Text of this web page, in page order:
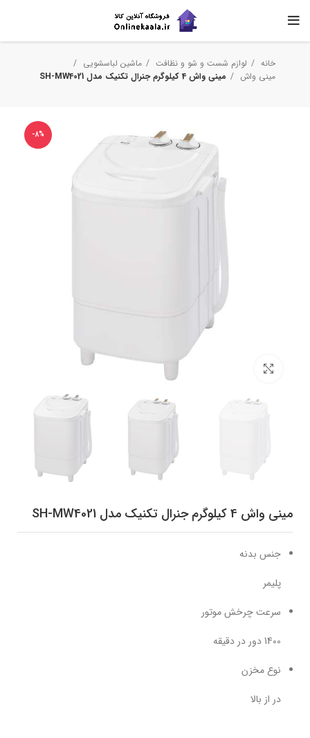
خانه لوازم شست و شو و نظافت
ماشین لباسشویی
مینی واش
مینی‌ واش 4 کیلوگرم جنرال تکنیک مدل SH-MW4021
-8%
برای بزرگنمایی کلیک کنید
مینی‌ واش 4 کیلوگرم جنرال تکنیک مدل SH-MW4021
جنس بدنه
پلیمر
سرعت چرخش موتور
1400 دور در دقیقه
نوع مخزن
در از بالا